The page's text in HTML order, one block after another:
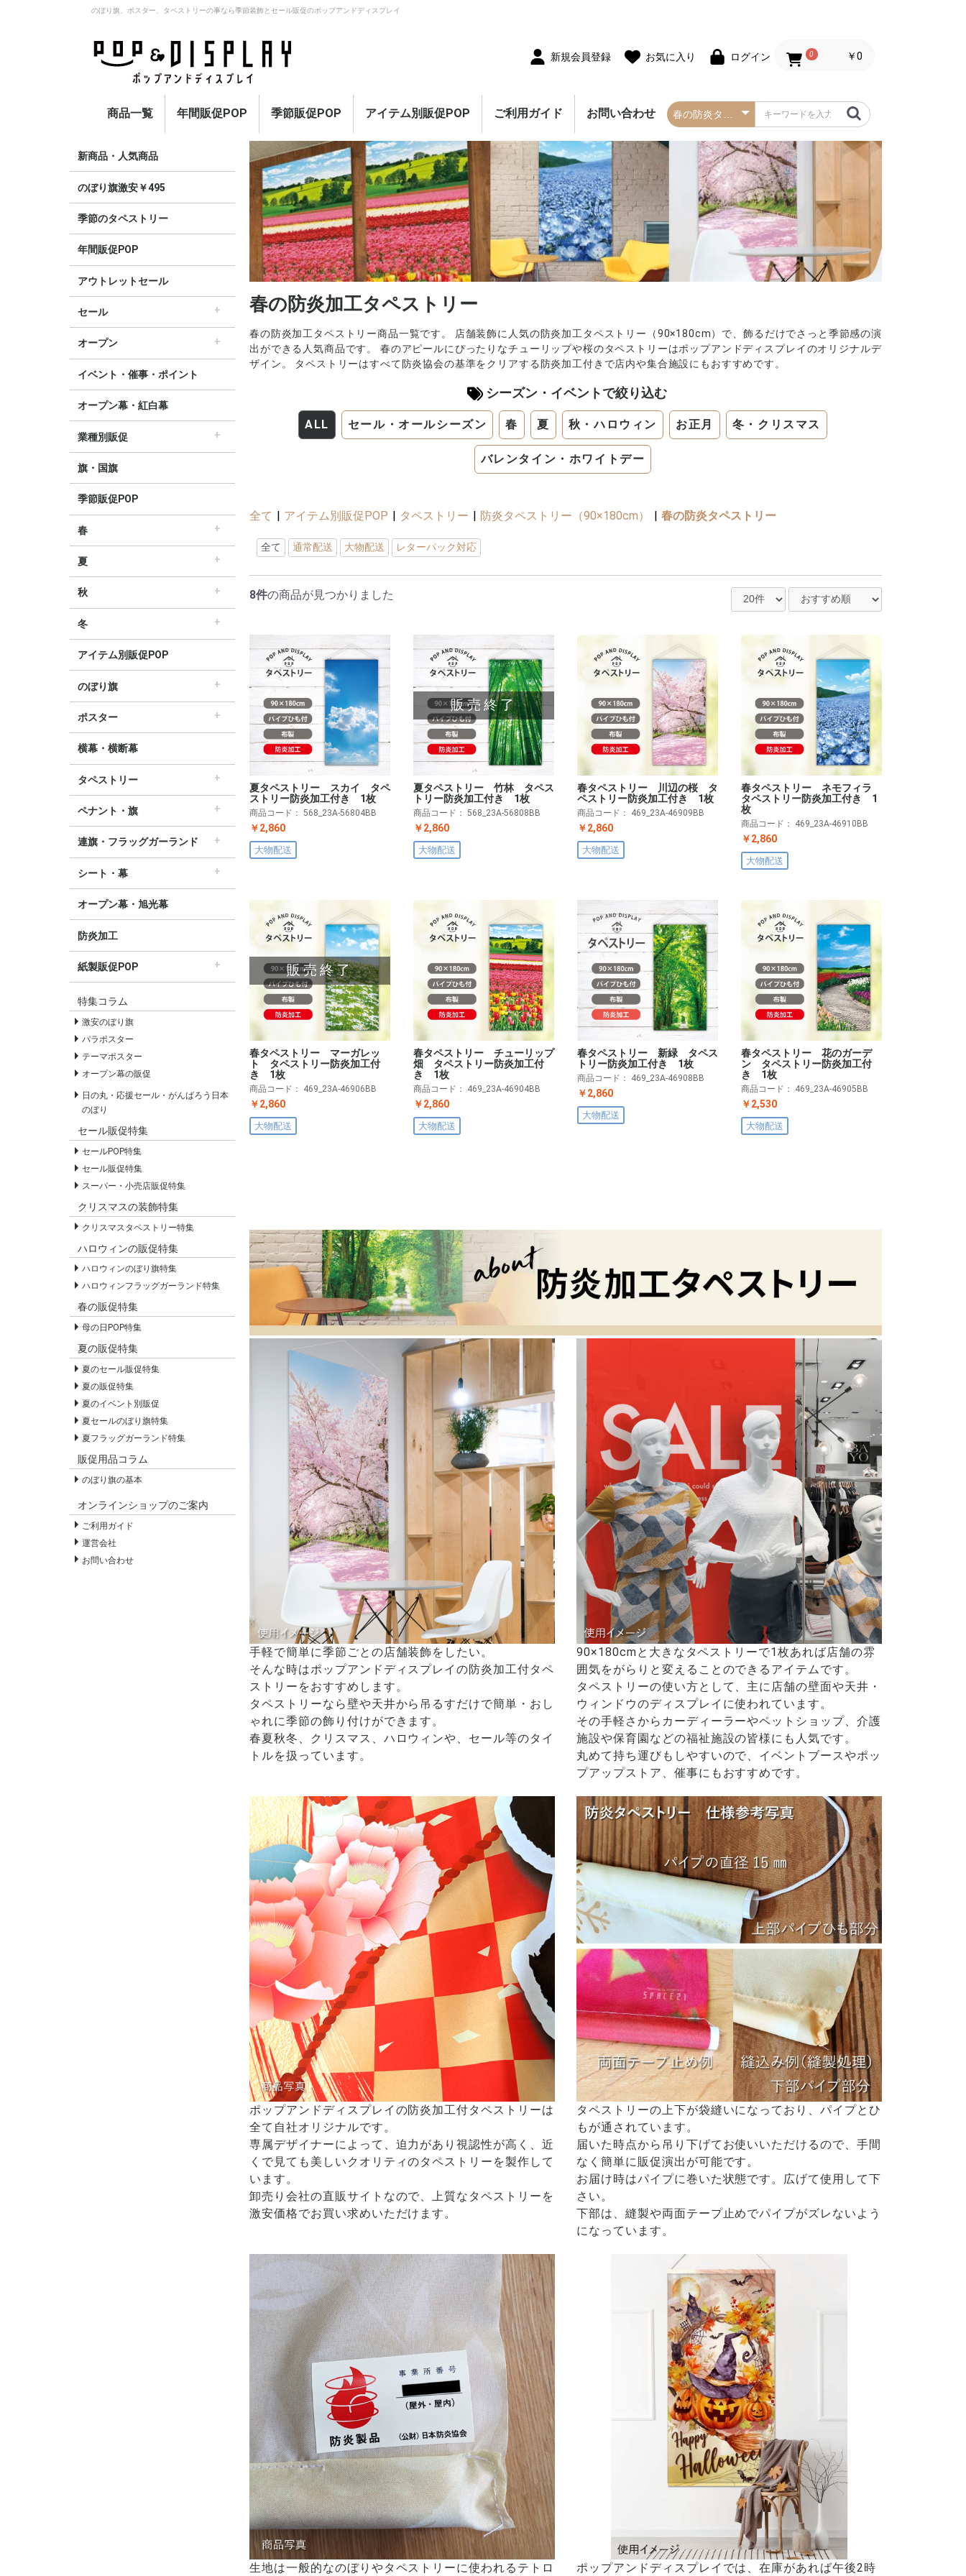
のぼり旗、ポスター、タペストリーの事なら季節装飾とセール販促のポップアンドディスプレイ
新規会員登録 お気に入り ログイン 0 ￥0
商品一覧 年間販促POP
のぼり旗激安￥495〜 10枚セット
5枚セット
1枚（単品）
セール・割引 セールのぼり旗
セールポスター
セールタペストリー
シンプルセール
プリズムセール
割引・値下げ・％OFF
創業祭・感謝祭・決算
閉店・売り尽くし
オープン・営業中
オープニングセール
リニューアルオープン
イベント・催事・ポイ
レギュラー・オールシ
ーズン販促
ホテル・宿泊販促
リサイクル・中古販売
販促
ドラッグ・薬局販促
理美容販促
飲食店販促
物販・小売店販促
不動産・車販促
季節販促POP
春・スプリング
バレンタインデー・ホ
ワイトデー
母の日・父の日
スプリングセール
夏・サマー
七夕
サマーセール
秋・オータム
ハロウィン
オータムセール
冬・ウインター
クリスマス
歳末・お正月
ウインターセール
定番
アイテム別販促POP
のぼり旗 セールのぼり旗
レギュラーのぼり旗
ホテル・宿泊のぼり旗
リサイクル・中古販売
のぼり旗
ドラッグ・薬局のぼり
旗
理美容のぼり旗
物販・小売のぼり旗
飲食店のぼり旗
不動産・車のぼり旗
春・スプリングのぼり
旗
夏・サマーのぼり旗
秋・オータムのぼり旗
冬・ウィンターのぼり
旗
ハロウィンのぼり旗
クリスマスのぼり旗
お正月のぼり旗
歳末セールのぼり旗
ポスター パラポスター（横長）
テーマポスター（正方
形）
変形ポスター
セール・オープン・販
促ポスター
春のポスター
夏のポスター
秋・ハロウィンのポス
ター
冬・お正月・初売りの
ポスター
クリスマスのポスター
バレンタイン・ホワイ
トデーのポスター
横幕・横断幕
ペナント・旗 ペナント
ビッグペナント
タペストリー 45cm幅タペストリー
60cm幅タペストリー
ワイドタペストリー
防炎タペストリー
（90×180cm）
春の防炎タペストリー
夏の防炎タペストリー
秋・ハロウィンの防炎
タペストリー
冬・クリスマスの防炎
タペストリー
お正月の防炎タペスト
バレンタインデーの防
炎タペストリー
セールの防炎タペスト
シート・幕 シート・ワゴン幕
テーブルクロス
デコレーションリボン
連続ペナント・フラッ
グガーランド
連続ペナント
フラッグガーランド
ウェーブペナント他
オープン幕・旭光幕
紙製POP・ショーカー
ド
セールPOP
防炎加工付き商品
ご利用ガイド お問い合わせ
新商品・人気商品
のぼり旗激安￥495
季節のタペストリー
年間販促POP
アウトレットセール
セール
すべてのセール販促POP
セール・割引
∟セールのぼり旗
∟セールポスター
∟セールタペストリー
∟シンプルセール
∟プリズムセール
割引・値下げ・ＯＦＦ
創業祭・感謝祭・決算
閉店・売り尽くし
オープン
すべてのオープン販促POP
オープン・営業中
オープニングセール
リニューアルオープン
イベント・催事・ポイント
オープン幕・紅白幕
業種別販促
すべての業界別販促POP
レギュラー・オールシーズン販促
ホテル・宿泊販促
リサイクル・中古販売販促
ドラッグ薬局・薬局販促
理美容販促
飲食店販促
物販・小売店販促
不動産・車販促
旗・国旗
季節販促POP
春
すべての春の販促POP
春・スプリング
バレンタインデー・ホワイトデー
母の日・父の日
スプリングセール
夏
すべての夏の販促POP
夏・サマー
七夕
サマーセール
秋
すべての秋の販促POP
秋・オータム
ハロウィン
オータムセール
冬
すべての冬の販促POP
冬・ウィンター
クリスマス
歳末・お正月
ウィンターセール
アイテム別販促POP
のぼり旗
すべてののぼり旗
セールのぼり旗
レギュラーのぼり旗
ホテルのぼり旗
リサイクルのぼり旗
ドラッグ薬局のぼり旗
美容のぼり旗
物販のぼり旗
飲食のぼり旗
不動産・車のぼり旗
春のぼり旗
夏のぼり旗
秋のぼり旗
冬のぼり旗
ハロウィンのぼり旗
ポスター
すべてのポスター
パラポスター（横長）
テーマポスター（正方形）
変形ポスター
セールポスター
▽季節から選ぶ
∟春ポスター
∟夏ポスター
∟秋・ハロウィンポスター
∟冬・お正月・初売りポスター
∟クリスマスポスター
∟バレンタインポスター
横幕・横断幕
タペストリー
すべてのタペストリー
防炎加工タペストリー（90×180cm）
∟春タペストリー
∟夏タペストリー
∟秋・ハロウィンタペストリー
∟冬・クリスマスタペストリー
∟お正月タペストリー
∟バレンタインデータペストリー
60cm幅タペストリー
45cm幅タペストリー
ワイドタペストリー
ペナント・旗
すべてのペナント・旗
ペナント
ビッグペナント
連旗・フラッグガーランド
すべての連旗・フラッグ
連続ペナント
フラッグガーランド
ウェーブペナント他
シート・幕
すべてのシート・幕
シート・ワゴン幕
テーブルクロス
デコレーションリボン
オープン幕・旭光幕
防炎加工
紙製販促POP
すべての紙製販促POP
セールPOP
特集コラム
激安のぼり旗
パラポスター
テーマポスター
オープン幕の販促
日の丸・応援セール・がんばろう日本
のぼり
セール販促特集
セールPOP特集
セール販促特集
スーパー・小売店販促特集
クリスマスの装飾特集
クリスマスタペストリー特集
ハロウィンの販促特集
ハロウィンのぼり旗特集
ハロウィンフラッグガーランド特集
春の販促特集
母の日POP特集
夏の販促特集
夏のセール販促特集
夏の販促特集
夏のイベント別販促
夏セールのぼり旗特集
夏フラッグガーランド特集
販促用品コラム
のぼり旗の基本
オンラインショップのご案内
ご利用ガイド
運営会社
お問い合わせ
春の防炎加工タペストリー
春の防炎加工タペストリー商品一覧です。 店舗装飾に人気の防炎加工タペストリー（90×180cm）で、飾るだけでさっと季節感の演
出ができる人気商品です。 春のアピールにぴったりなチューリップや桜のタペストリーはポップアンドディスプレイのオリジナルデ
ザイン。 タペストリーはすべて防炎協会の基準をクリアする防炎加工付きで店内や集合施設にもおすすめです。
シーズン・イベントで絞り込む
ALL セール・オールシーズン 春 夏 秋・ハロウィン お正月 冬・クリスマス
バレンタイン・ホワイトデー
全て アイテム別販促POP タペストリー 防炎タペストリー（90×180cm） 春の防炎タペストリー
全て 通常配送 大物配送 レターパック対応
8件の商品が見つかりました
夏タペストリー スカイ タペ
ストリー防炎加工付き 1枚
商品コード： 568_23A-56804BB
￥2,860
大物配送
販売終了
夏タペストリー 竹林 タペス
トリー防炎加工付き 1枚
商品コード： 568_23A-56808BB
￥2,860
大物配送
春タペストリー 川辺の桜 タ
ペストリー防炎加工付き 1枚
商品コード： 469_23A-46909BB
￥2,860
大物配送
春タペストリー ネモフィラ
タペストリー防炎加工付き 1
枚
商品コード： 469_23A-46910BB
￥2,860
大物配送
販売終了
春タペストリー マーガレッ
ト タペストリー防炎加工付
き 1枚
商品コード： 469_23A-46906BB
￥2,860
大物配送
春タペストリー チューリップ
畑 タペストリー防炎加工付
き 1枚
商品コード： 469_23A-46904BB
￥2,860
大物配送
春タペストリー 新緑 タペス
トリー防炎加工付き 1枚
商品コード： 469_23A-46908BB
￥2,860
大物配送
春タペストリー 花のガーデ
ン タペストリー防炎加工付
き 1枚
商品コード： 469_23A-46905BB
￥2,530
大物配送
手軽で簡単に季節ごとの店舗装飾をしたい。
そんな時はポップアンドディスプレイの防炎加工付タペ
ストリーをおすすめします。
タペストリーなら壁や天井から吊るすだけで簡単・おし
ゃれに季節の飾り付けができます。
春夏秋冬、クリスマス、ハロウィンや、セール等のタイ
トルを扱っています。
90×180cmと大きなタペストリーで1枚あれば店舗の雰
囲気をがらりと変えることのできるアイテムです。
タペストリーの使い方として、主に店舗の壁面や天井・
ウィンドウのディスプレイに使われています。
その手軽さからカーディーラーやペットショップ、介護
施設や保育園などの福祉施設の皆様にも人気です。
丸めて持ち運びもしやすいので、イベントブースやポッ
プアップストア、催事にもおすすめです。
ポップアンドディスプレイの防炎加工付タペストリーは
全て自社オリジナルです。
専属デザイナーによって、迫力があり視認性が高く、近
くで見ても美しいクオリティのタペストリーを製作して
います。
卸売り会社の直販サイトなので、上質なタペストリーを
激安価格でお買い求めいただけます。
タペストリーの上下が袋縫いになっており、パイプとひ
もが通されています。
届いた時点から吊り下げてお使いいただけるので、手間
なく簡単に販促演出が可能です。
お届け時はパイプに巻いた状態です。広げて使用して下
さい。
下部は、縫製や両面テープ止めでパイプがズレないよう
になっています。
生地は一般的なのぼりやタペストリーに使われるテトロ ポップアンドディスプレイでは、在庫があれば午後2時